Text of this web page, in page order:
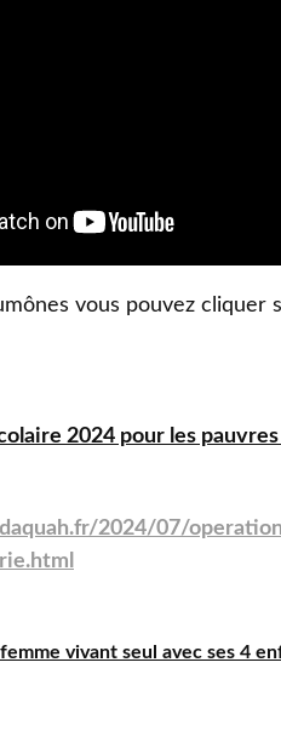
vous pouvez cliquer
2024 pour les
2024/07/
vivant seul avec ses 4